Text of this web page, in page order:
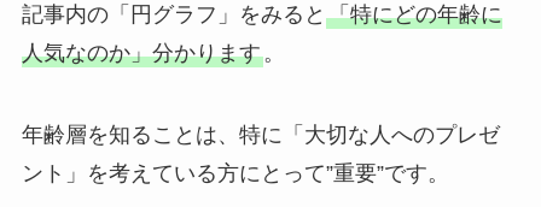
記事内の「円グラフ」をみると 「特にどの年齢に
人気なのか」分かります。
年齢層を知ることは、特に「大切な人へのプレゼ
ント」を考えている方にとって”重要”です。